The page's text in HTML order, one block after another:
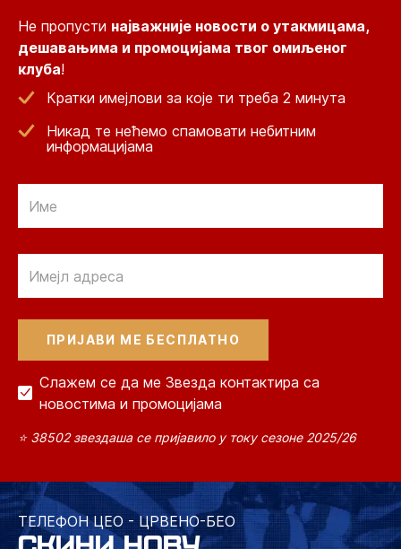
Не пропусти најважније новости о утакмицама,
дешавањима и промоцијама твог омиљеног
клуба!
Кратки имејлови за које ти треба 2 минута
Никад те нећемо спамовати небитним
информацијама
Слажем се да ме Звезда контактира са
новостима и промоцијама
⭐ 38502 звездаша се пријавило у току сезоне 2025/26
ТЕЛЕФОН ЦЕО - ЦРВЕНО-БЕО